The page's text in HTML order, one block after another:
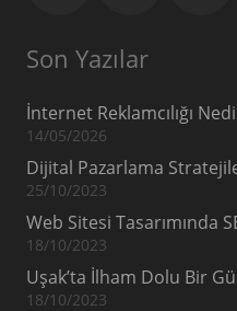
Son Yazılar
İnternet Reklamcılığı
14/05/2026
Dijital Pazarlama
25/10/2023
Web Sitesi Tasarımında
18/10/2023
Uşak’ta İlham Dolu Bir
18/10/2023